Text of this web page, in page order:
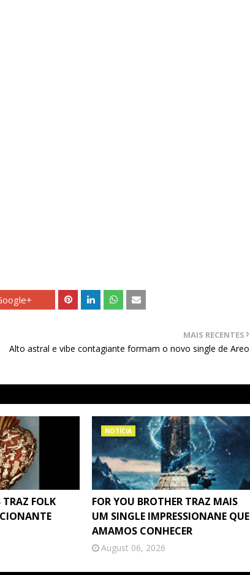
MAIS RECENTES
Alto astral e vibe contagiante formam o novo single de Areo
TRAZ FOLK
NOTÍCIA
FOR YOU BROTHER TRAZ MAIS
UM SINGLE IMPRESSIONANE QUE
AMAMOS CONHECER
August 06, 2026